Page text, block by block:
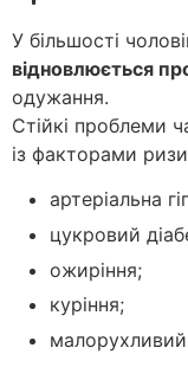
У більшості
відновлюється
одужання.
Стійкі проблеми
із факторами
артеріальна
цукровий
ожиріння;
куріння;